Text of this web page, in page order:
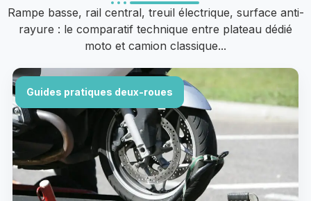
Rampe basse, rail central, treuil électrique, surface anti-
rayure : le comparatif technique entre plateau dédié
moto et camion classique...
Guides pratiques deux-roues